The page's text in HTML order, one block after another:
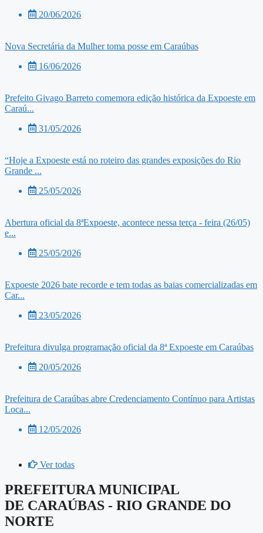
20/06/2026
Nova Secretária da Mulher toma posse em Caraúbas
16/06/2026
Prefeito Givago Barreto comemora edição histórica da Expoeste em
Caraú...
31/05/2026
“Hoje a Expoeste está no roteiro das grandes exposições do Rio
Grande ...
25/05/2026
Abertura oficial da 8ªExpoeste, acontece nessa terça - feira (26/05)
e...
25/05/2026
Expoeste 2026 bate recorde e tem todas as baias comercializadas em
Car...
23/05/2026
Prefeitura divulga programação oficial da 8ª Expoeste em Caraúbas
20/05/2026
Prefeitura de Caraúbas abre Credenciamento Contínuo para Artistas
Loca...
12/05/2026
Ver todas
PREFEITURA MUNICIPAL
DE CARAÚBAS - RIO GRANDE DO
NORTE